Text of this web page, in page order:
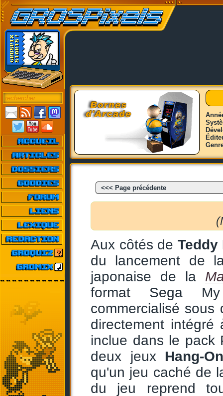
<<< Page précédente
Aux côtés de Teddy
du lancement de
japonaise de la
format Sega
commercialisé
directement
inclue dans le
deux jeux Hang-On
qu'un jeu caché de
du jeu reprend